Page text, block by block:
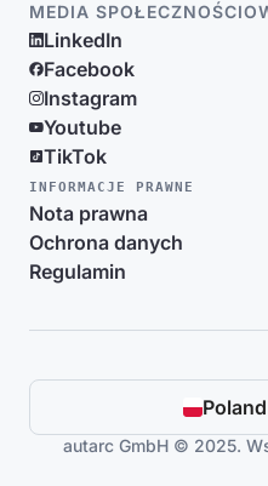
MEDIA
LinkedIn
Facebook
Instagram
Youtube
TikTok
INFORMACJE PRAWNE
Nota prawna
Ochrona danych
Regulamin
Poland
autarc GmbH © 2025.